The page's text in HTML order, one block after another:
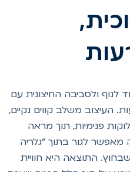
ולסביבה החיצונית עם
העיצוב משלב קווים נקיים,
פנימיות, תוך מראה
לגור בתוך "גלריה
התוצאה היא חוויית